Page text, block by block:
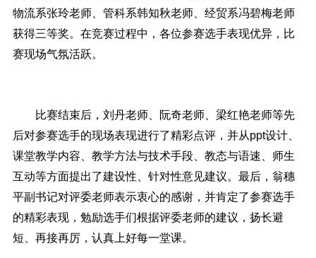
物流系张玲老师、管科系韩知秋老师、经贸系冯碧梅老师
获得三等奖。在竞赛过程中，各位参赛选手表现优异，比
赛现场气氛活跃。
比赛结束后，刘丹老师、阮奇老师、梁红艳老师等先
后对参赛选手的现场表现进行了精彩点评，并从ppt设计、
课堂教学内容、教学方法与技术手段、教态与语速、师生
互动等方面提出了建设性、针对性意见建议。最后，翁穗
平副书记对评委老师表示衷心的感谢，并肯定了参赛选手
的精彩表现，勉励选手们根据评委老师的建议，扬长避
短、再接再厉，认真上好每一堂课。